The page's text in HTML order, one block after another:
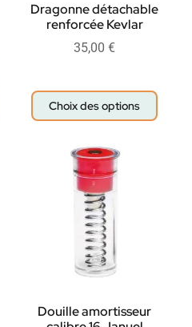
Dragonne détachable
renforcée Kevlar
35,00 €
Choix des options
Douille amortisseur